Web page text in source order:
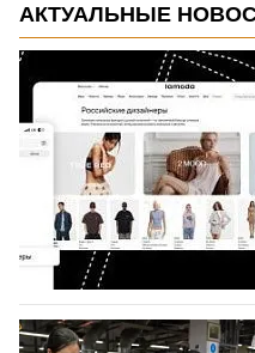
АКТУАЛЬНЫЕ
На платформе